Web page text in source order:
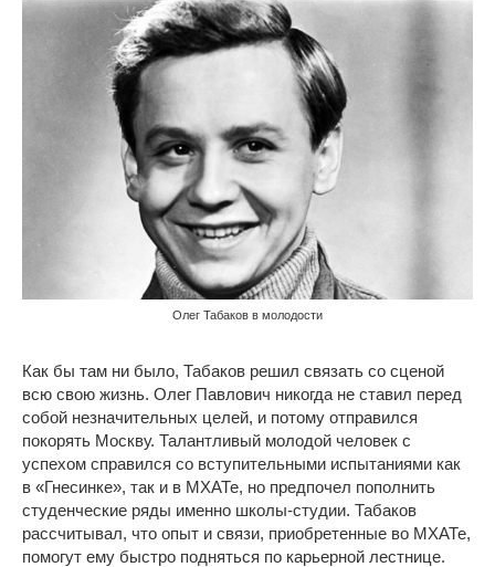
Олег Табаков в молодости
Как бы там ни было, Табаков решил связать со сценой
всю свою жизнь. Олег Павлович никогда не ставил перед
собой незначительных целей, и потому отправился
покорять Москву. Талантливый молодой человек с
успехом справился со вступительными испытаниями как
в «Гнесинке», так и в МХАТе, но предпочел пополнить
студенческие ряды именно школы-студии. Табаков
рассчитывал, что опыт и связи, приобретенные во МХАТе,
помогут ему быстро подняться по карьерной лестнице.